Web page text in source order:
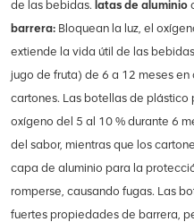
de las bebidas. latas de aluminio
barrera: Bloquean la luz, el
extiende la vida útil de las
jugo de fruta) de 6 a 12 meses
cartones. Las botellas de plástico
oxígeno del 5 al 10 % durante 6
del sabor, mientras que los
capa de aluminio para la
romperse, causando fugas. Las
fuertes propiedades de barrera,